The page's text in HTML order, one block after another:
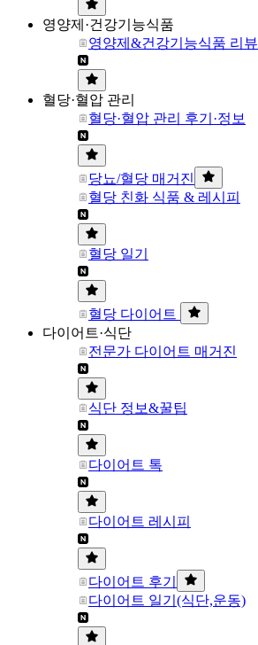
영양제·건강기능식품
영양제&건강기능식품 리뷰
혈당·혈압 관리
혈당·혈압 관리 후기·정보
당뇨/혈당 매거진
혈당 친화 식품 & 레시피
혈당 일기
혈당 다이어트
다이어트·식단
전문가 다이어트 매거진
식단 정보&꿀팁
다이어트 톡
다이어트 레시피
다이어트 후기
다이어트 일기(식단,운동)